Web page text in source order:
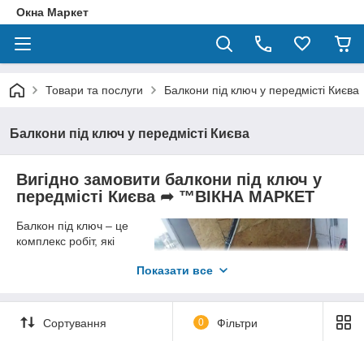
Окна Маркет
Товари та послуги Балкони під ключ у передмісті Києва
Балкони під ключ у передмісті Києва
Вигідно замовити балкони під ключ у
передмісті Києва ➦ ™ВІКНА МАРКЕТ
Балкон під ключ – це
комплекс робіт, які
облаштування площі
балкону всередині, окрім
засклення
Показати все
Сортування 0 Фільтри